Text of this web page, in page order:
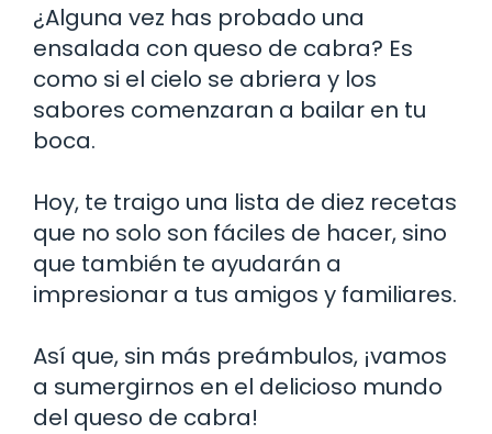
¿Alguna vez has probado una
ensalada con queso de cabra? Es
como si el cielo se abriera y los
sabores comenzaran a bailar en tu
boca.
Hoy, te traigo una lista de diez recetas
que no solo son fáciles de hacer, sino
que también te ayudarán a
impresionar a tus amigos y familiares.
Así que, sin más preámbulos, ¡vamos
a sumergirnos en el delicioso mundo
del queso de cabra!